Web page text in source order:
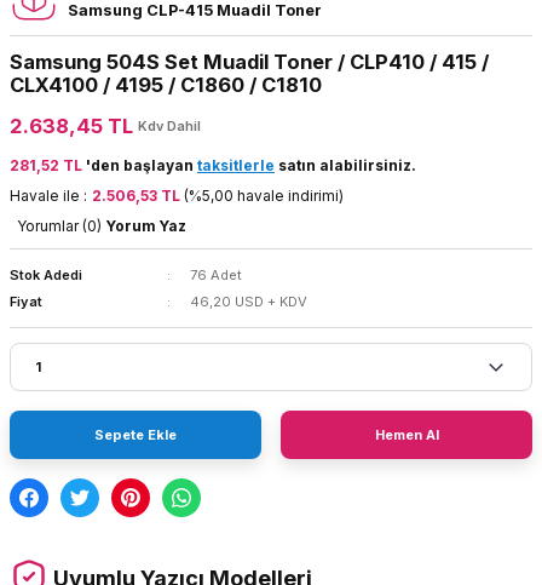
Samsung CLP-415 Muadil Toner
Samsung 504S Set Muadil Toner / CLP410 / 415 /
CLX4100 / 4195 / C1860 / C1810
2.638,45 TL Kdv Dahil
281,52 TL 'den başlayan taksitlerle satın alabilirsiniz.
Havale ile : 2.506,53 TL (%5,00 havale indirimi)
Yorumlar (0) Yorum Yaz
Stok Adedi
76 Adet
Fiyat
46,20 USD + KDV
Sepete Ekle Hemen Al
Uyumlu Yazıcı Modelleri